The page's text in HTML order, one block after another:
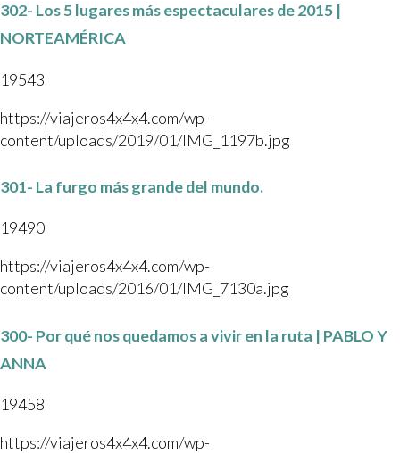
302- Los 5 lugares más espectaculares de 2015 |
NORTEAMÉRICA
19543
https://viajeros4x4x4.com/wp-
content/uploads/2019/01/IMG_1197b.jpg
301- La furgo más grande del mundo.
19490
https://viajeros4x4x4.com/wp-
content/uploads/2016/01/IMG_7130a.jpg
300- Por qué nos quedamos a vivir en la ruta | PABLO Y
ANNA
19458
https://viajeros4x4x4.com/wp-